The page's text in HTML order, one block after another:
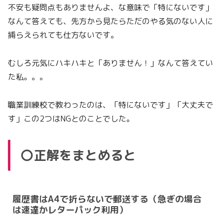
不安も疑問点もありませんよ、な意味で「特にないです」
なんて答えても、先方から見たらただのやる気のない人に
捕らえられても仕方ないです。
むしろ元気にハキハキと「ありません！」なんて答えてい
た私。。。
職業訓練校で教わったのは、「特にないです」「大丈夫で
す」この2つはNGとのことでした。
〇正解をまとめると
履歴書はA4で折らないで郵送する（急ぎの場合
は速達かレターパック利用）